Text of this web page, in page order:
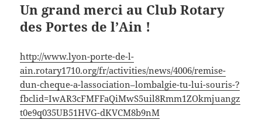
Un grand merci au Club Rotary
des Portes de l’Ain !
http://www.lyon-porte-de-l-
ain.rotary1710.org/fr/activities/news/4006/remise-
dun-cheque-a-lassociation–lombalgie-tu-lui-souris-?
fbclid=IwAR3cFMFFaQiMwS5uil8Rmm1ZOkmjuangz
t0e9q035UB51HVG-dKVCM8b9nM